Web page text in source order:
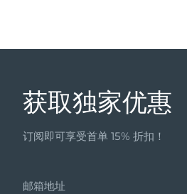
获取独家优惠
订阅即可享受首单 15% 折扣！
邮箱地址